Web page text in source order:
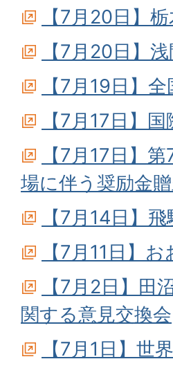
【7月20日】
【7月20日】
【7月19日】
【7月17日】
【7月17日】
場に伴う奨励金
【7月14日】
【7月11日】
【7月2日】田
関する意見交換会
【7月1日】世